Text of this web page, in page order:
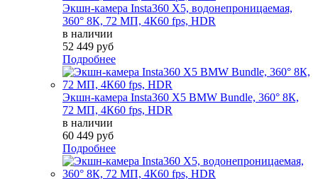
Экшн-камера Insta360 X5, водонепроницаемая,
360° 8К, 72 МП, 4К60 fps, HDR
в наличии
52 449 руб
Подробнее
Экшн-камера Insta360 X5 BMW Bundle, 360° 8К,
72 МП, 4К60 fps, HDR
в наличии
60 449 руб
Подробнее